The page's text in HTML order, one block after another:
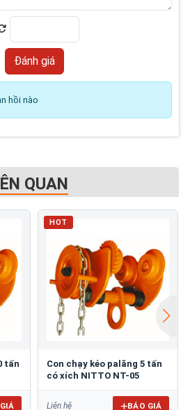
hồi nào
QUAN
tấn
HOT
Con chạy kéo palăng 5 tấn
có xích NITTO NT-05
Liên hệ BÁO GIÁ